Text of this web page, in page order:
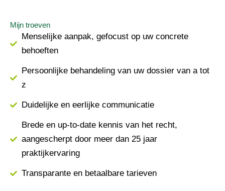
Mijn troeven
Menselijke aanpak, gefocust op uw concrete
behoeften
Persoonlijke behandeling van uw dossier van a tot
z
Duidelijke en eerlijke communicatie
Brede en up-to-date kennis van het recht,
aangescherpt door meer dan 25 jaar
praktijkervaring
Transparante en betaalbare tarieven